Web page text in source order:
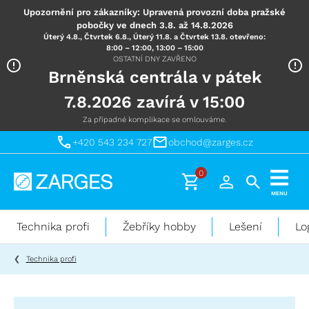
Upozornění pro zákazníky: Upravená provozní doba pražské
pobočky ve dnech 3.8. až 14.8.2026
Úterý 4.8., Čtvrtek 6.8., Úterý 11.8. a Čtvrtek 13.8. otevřeno:
8:00 – 12:00, 13:00 – 15:00
OSTATNÍ DNY ZAVŘENO
Brněnská centrála v pátek
7.8.2026 zavírá v 15:00
Za případné komplikace se omlouváme.
+420 543 234 727 obchod@zarges.cz
Technika
práci
výškách
0
MENU
Technika profi Žebříky hobby Lešení
Technika profi